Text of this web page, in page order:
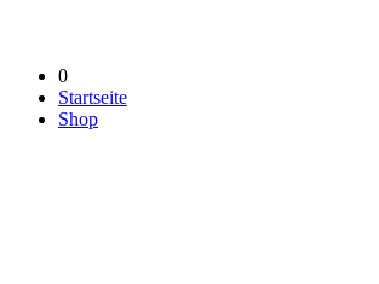
0
Startseite
Shop